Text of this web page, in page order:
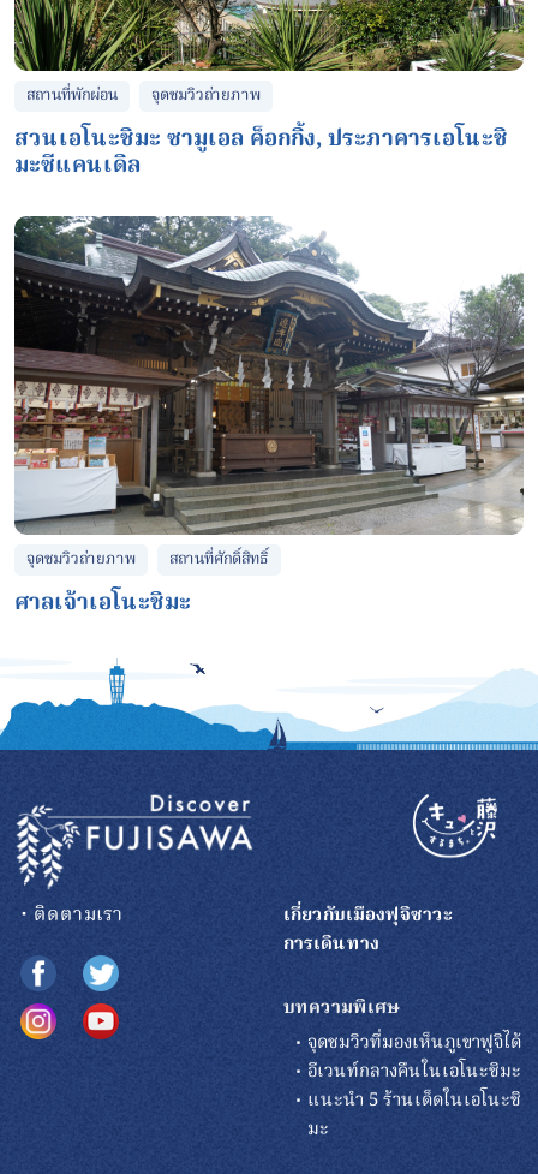
สถานที่พักผ่อน จุดชมวิวถ่ายภาพ
สวนเอโนะชิมะ ซามูเอล ค็อกกิ้ง, ประภาคารเอโนะชิ
มะซีแคนเดิล
จุดชมวิวถ่ายภาพ สถานที่ศักดิ์สิทธิ์
ศาลเจ้าเอโนะชิมะ
เกี่ยวกับเมืองฟุจิซาวะ
การเดินทาง
บทความพิเศษ
จุดชมวิวที่มองเห็นภูเขาฟูจิได้
อีเวนท์กลางคืนในเอโนะชิมะ
แนะนำ 5 ร้านเด็ดในเอโนะชิ
มะ
・ติดตามเรา